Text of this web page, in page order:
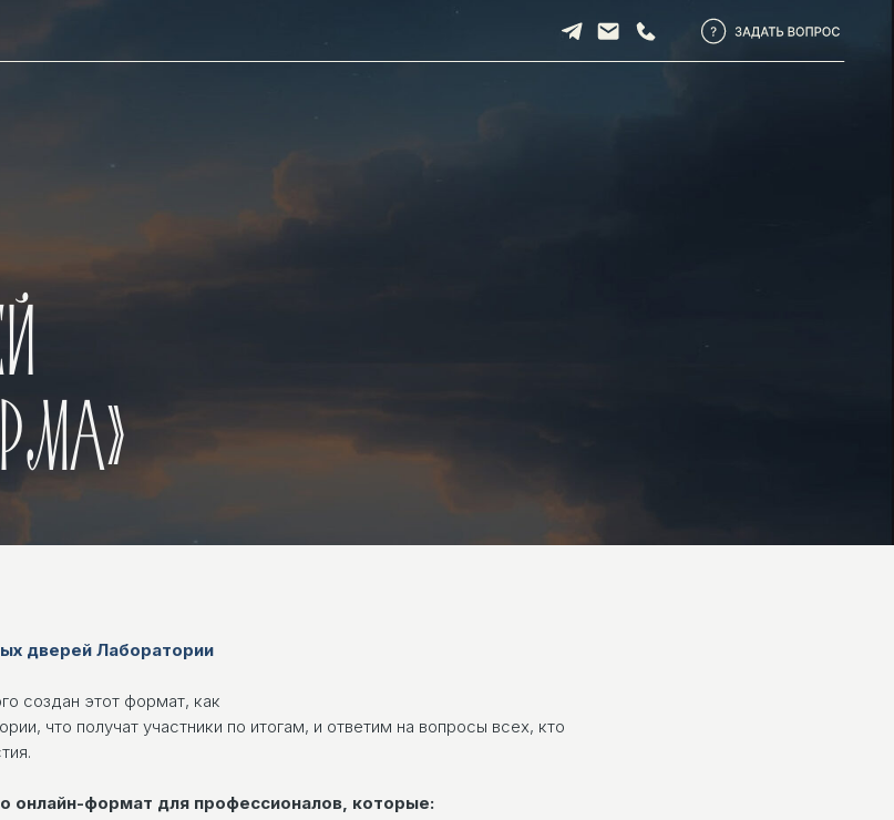
дверей Лаборатории
создан этот формат, как
что получат участники по итогам, и ответим на вопросы всех, кто
формат для профессионалов, которые: